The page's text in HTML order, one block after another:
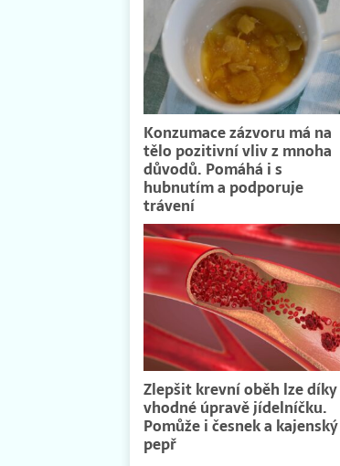
Konzumace zázvoru má na
tělo pozitivní vliv z mnoha
důvodů. Pomáhá i s
hubnutím a podporuje
trávení
Zlepšit krevní oběh lze díky
vhodné úpravě jídelníčku.
Pomůže i česnek a kajenský
pepř